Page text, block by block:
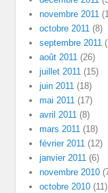
novembre 2011
octobre 2011 (8)
septembre 2011
août 2011 (26)
juillet 2011 (15)
juin 2011 (18)
mai 2011 (17)
avril 2011 (8)
mars 2011 (18)
février 2011 (12)
janvier 2011 (6)
novembre 2010
octobre 2010 (11)